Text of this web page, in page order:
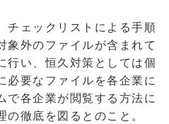
チェックリストによる手順
象外のファイルが含まれて
行い、恒久対策としては個
必要なファイルを各企業に
で各企業が閲覧する方法に
徹底を図るとのこと。